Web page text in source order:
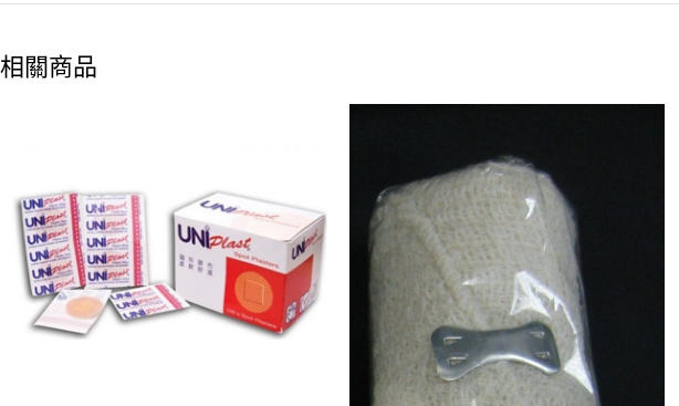
相關商品